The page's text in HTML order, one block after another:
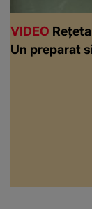
VIDEO
Un preparat